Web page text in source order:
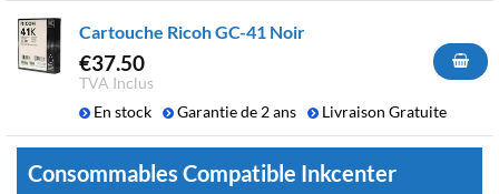
Cartouche Ricoh GC-41 Noir
€37.50
TVA Inclus
En stock
Garantie de 2 ans Livraison Gratuite
Consommables Compatible Inkcenter